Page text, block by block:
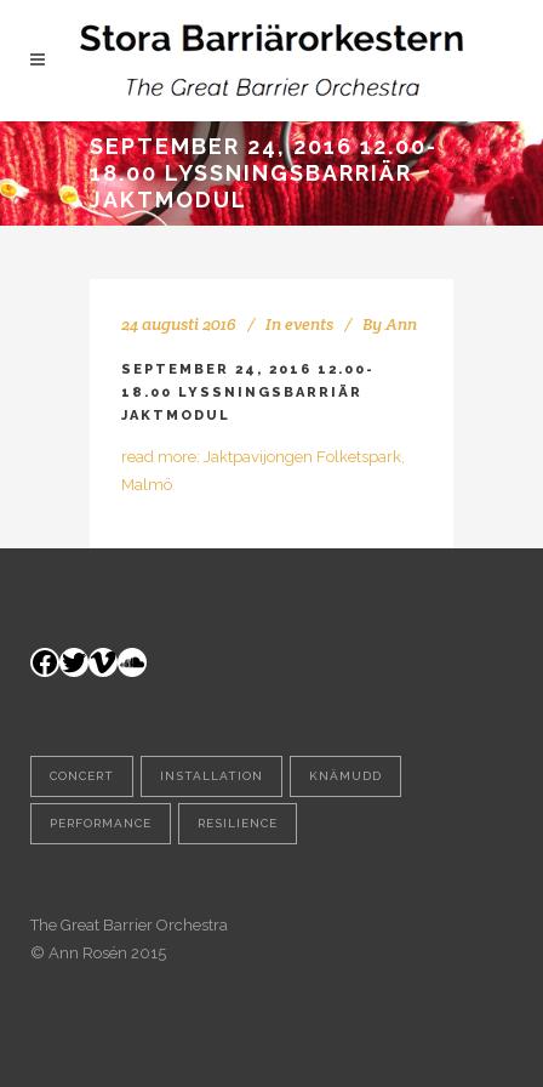
SEPTEMBER 24, 2016 12.00-
18.00 LYSSNINGSBARRIÄR
JAKTMODUL
24 augusti 2016 Inevents ByAnn
SEPTEMBER 24, 2016 12.00-
18.00 LYSSNINGSBARRIÄR
JAKTMODUL
read more: Jaktpavijongen Folketspark,
Malmö
Facebook
Twitter
Vimeo
SoundCloud
CONCERT INSTALLATION KNÄMUDD
PERFORMANCE RESILIENCE
The Great Barrier Orchestra
© Ann Rosén 2015